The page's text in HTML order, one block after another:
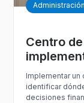
Centro
Implementar
identificar
decisiones